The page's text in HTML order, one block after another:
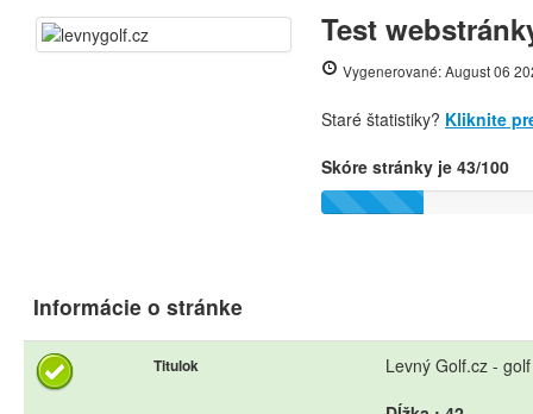
Test
Vygenerované: August 06
Staré štatistiky? Kliknite
Skóre stránky je 43/100
Informácie o stránke
Titulok
Levný Golf.cz -